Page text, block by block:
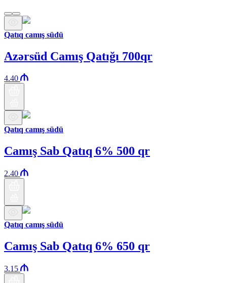
Qatıq camış südü
Azərsüd Camış Qatığı 700qr
4.40
Qatıq camış südü
Camış Sab Qatıq 6% 500 qr
2.40
Qatıq camış südü
Camış Sab Qatıq 6% 650 qr
3.15